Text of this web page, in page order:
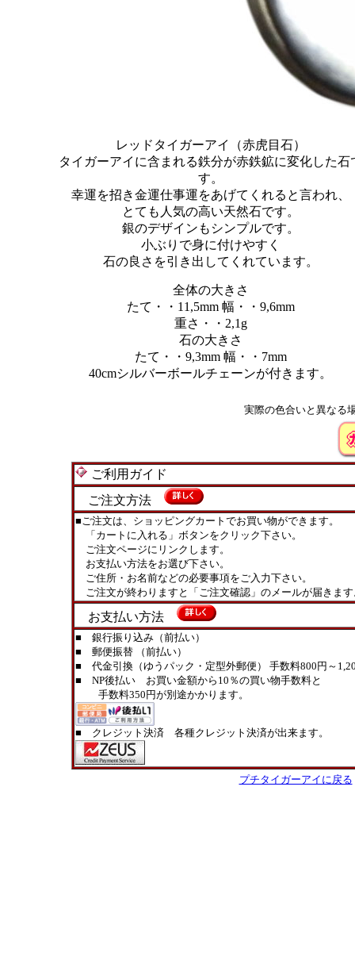
レッドタイガーアイ（赤虎目石）
タイガーアイに含まれる鉄分が赤鉄鉱に変化した石
す。
幸運を招き金運仕事運をあげてくれると言われ、
とても人気の高い天然石です。
銀のデザインもシンプルです。
小ぶりで身に付けやすく
石の良さを引き出してくれています。
全体の大きさ
たて・・11,5mm 幅・・9,6mm
重さ・・2,1g
石の大きさ
たて・・9,3mm 幅・・7mm
40cmシルバーボールチェーンが付きます。
実際の色合いと異なる
ご利用ガイド
ご注文方法
■ご注文は、ショッピングカートでお買い物ができます。
「カートに入れる」ボタンをクリック下さい。
ご注文ページにリンクします。
お支払い方法をお選び下さい。
ご住所・お名前などの必要事項をご入力下さい。
ご注文が終わりますと「ご注文確認」のメールが届きま
お支払い方法
■ 銀行振り込み（前払い）
■ 郵便振替 （前払い）
■ 代金引換（ゆうパック・定型外郵便） 手数料800円～
■ NP後払い お買い金額から10％の買い物手数料と
手数料350円が別途かかります。
■ クレジット決済 各種クレジット決済が出来ます。
プチタイガーアイに戻る